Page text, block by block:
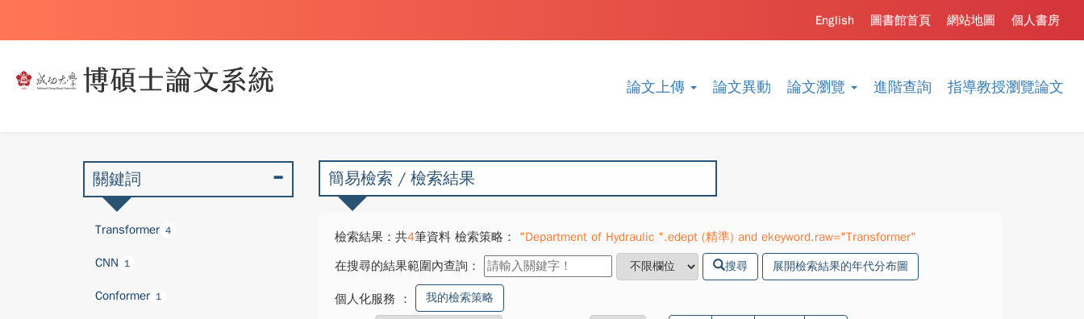
論文上傳 論文異動 論文瀏覽 進階查詢 指導教授瀏覽論文
個人書房
網站地圖
圖書館首頁
English
簡易檢索 / 檢索結果
檢索結果：共4筆資料 檢索策略：
"Department of Hydraulic ".edept (精準) and ekeyword.raw="Transformer"
在搜尋的結果範圍內查詢：
搜尋 展開檢索結果的年代分布圖
個人化服務 ： 我的檢索策略
關鍵詞
Transformer 4
CNN 1
Conformer 1